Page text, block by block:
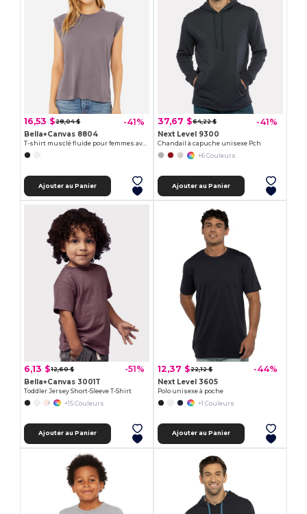
16,53 $28,04 $ -41%
Bella+Canvas 8804
T-shirt musclé fluide pour femmes avec poignet roulé
Ajouter au Panier
37,67 $64,22 $ -41%
Next Level 9300
Chandail à capuche unisexe Pch
+6 Couleurs
Ajouter au Panier
6,13 $12,60 $ -51%
Bella+Canvas 3001T
Toddler Jersey Short-Sleeve T-Shirt
+15 Couleurs
Ajouter au Panier
12,37 $22,12 $ -44%
Next Level 3605
Polo unisexe à poche
+1 Couleurs
Ajouter au Panier